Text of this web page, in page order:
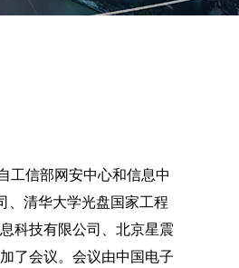
工信部网安中心和信息中
、清华大学光盘国家工程
科技有限公司、北京星震
了会议。会议由中国电子